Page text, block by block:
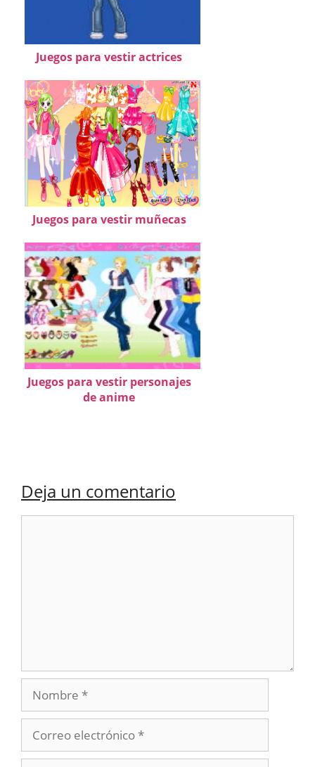
Juegos para vestir actrices
Juegos para vestir muñecas
Juegos para vestir personajes
de anime
Deja un comentario
Nombre
electrónico